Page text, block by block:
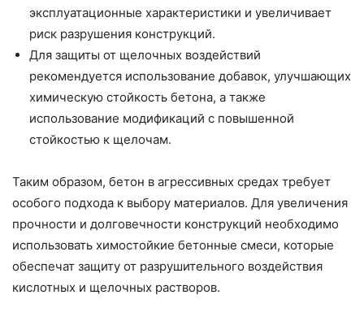
эксплуатационные характеристики и увеличивает
риск разрушения конструкций.
Для защиты от щелочных воздействий
рекомендуется использование добавок, улучшающих
химическую стойкость бетона, а также
использование модификаций с повышенной
стойкостью к щелочам.
Таким образом, бетон в агрессивных средах требует
особого подхода к выбору материалов. Для увеличения
прочности и долговечности конструкций необходимо
использовать химостойкие бетонные смеси, которые
обеспечат защиту от разрушительного воздействия
кислотных и щелочных растворов.